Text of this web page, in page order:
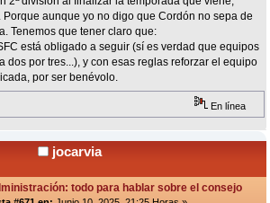
aunque yo no digo que Cordón no sepa de
Tenemos que tener claro que:
está obligado a seguir (sí es verdad que equipos
dos por tres...), y con esas reglas reforzar el equipo
por ser benévolo.
En línea
jocarvia
todo para hablar sobre el consejo